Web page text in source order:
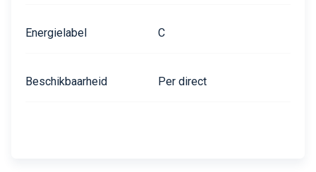
Energielabel C
Beschikbaarheid Per direct